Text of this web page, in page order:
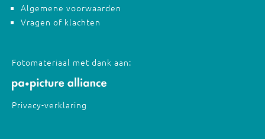
Algemene voorwaarden
Vragen of klachten
Fotomateriaal met dank aan:
Privacy-verklaring